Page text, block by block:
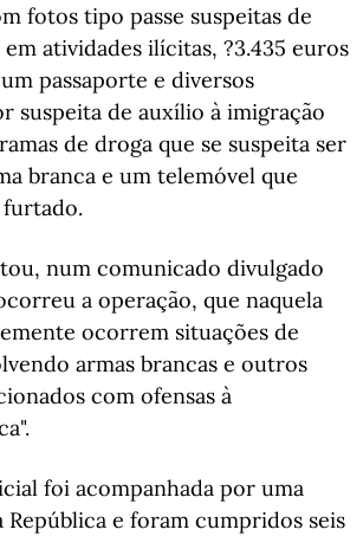
fotos tipo passe suspeitas de
atividades ilícitas, ?3.435 euros
passaporte e diversos
suspeita de auxílio à imigração
de droga que se suspeita ser
branca e um telemóvel que
num comunicado divulgado
a operação, que naquela
ocorrem situações de
armas brancas e outros
com ofensas à
foi acompanhada por uma
e foram cumpridos seis